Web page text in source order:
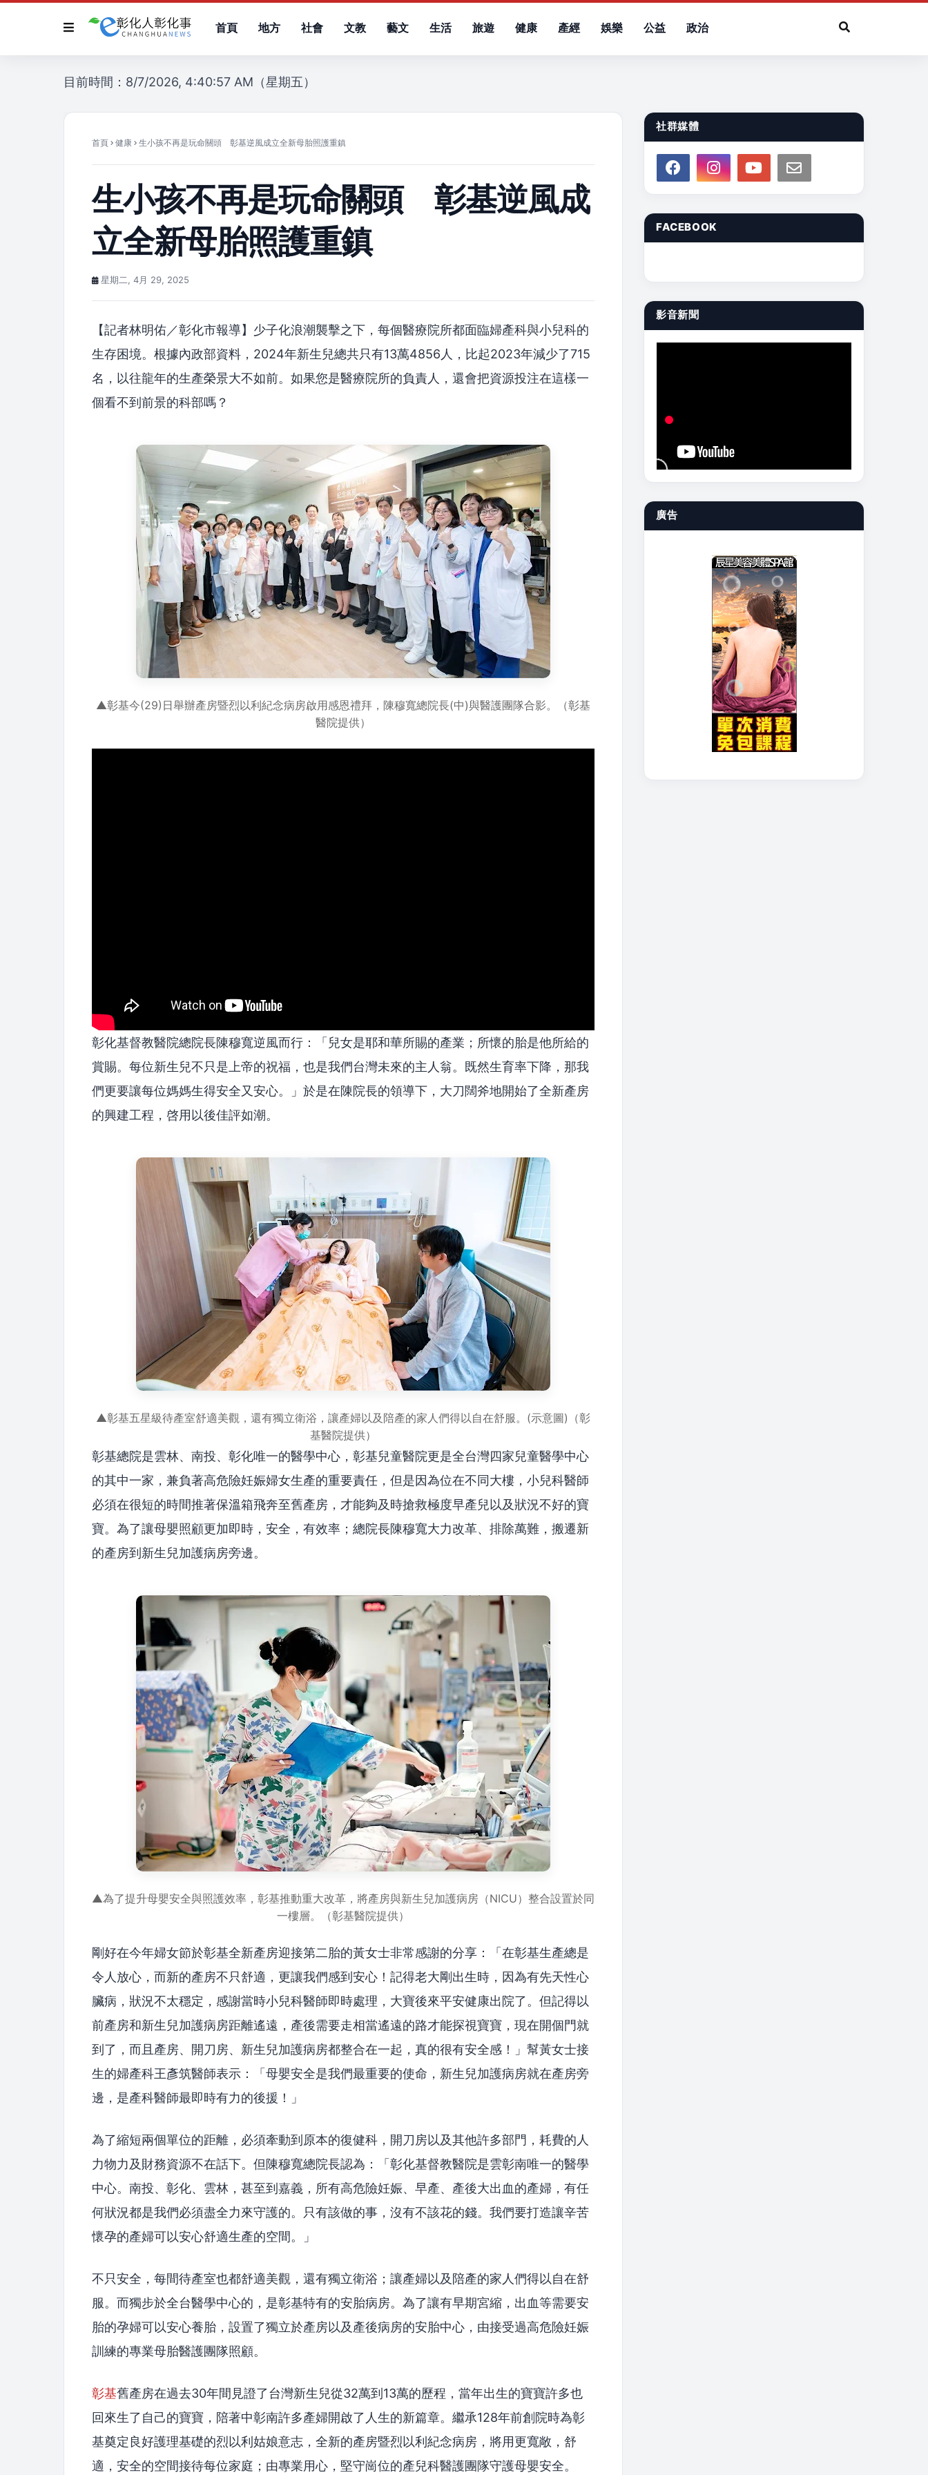
首頁 地方 社會 文教 藝文 生活 旅遊 健康 產經 娛樂 公益 政治
目前時間：8/7/2026, 4:40:57 AM（星期五）
首頁 健康 生小孩不再是玩命關頭 彰基逆風成立全新母胎照護重鎮
生小孩不再是玩命關頭 彰基逆風成
立全新母胎照護重鎮
星期二, 4月 29, 2025
【記者林明佑／彰化市報導】少子化浪潮襲擊之下，每個醫療院所都面臨婦產科與小兒科的
生存困境。根據內政部資料，2024年新生兒總共只有13萬4856人，比起2023年減少了715
名，以往龍年的生產榮景大不如前。如果您是醫療院所的負責人，還會把資源投注在這樣一
個看不到前景的科部嗎？
▲彰基今(29)日舉辦產房暨烈以利紀念病房啟用感恩禮拜，陳穆寬總院長(中)與醫護團隊合影。（彰基
醫院提供）
彰化基督教醫院總院長陳穆寬逆風而行：「兒女是耶和華所賜的產業；所懷的胎是他所給的
賞賜。每位新生兒不只是上帝的祝福，也是我們台灣未來的主人翁。既然生育率下降，那我
們更要讓每位媽媽生得安全又安心。」於是在陳院長的領導下，大刀闊斧地開始了全新產房
的興建工程，啓用以後佳評如潮。
▲彰基五星級待產室舒適美觀，還有獨立衛浴，讓產婦以及陪產的家人們得以自在舒服。(示意圖)（彰
基醫院提供）
彰基總院是雲林、南投、彰化唯一的醫學中心，彰基兒童醫院更是全台灣四家兒童醫學中心
的其中一家，兼負著高危險妊娠婦女生產的重要責任，但是因為位在不同大樓，小兒科醫師
必須在很短的時間推著保溫箱飛奔至舊產房，才能夠及時搶救極度早產兒以及狀況不好的寶
寶。為了讓母嬰照顧更加即時，安全，有效率；總院長陳穆寬大力改革、排除萬難，搬遷新
的產房到新生兒加護病房旁邊。
▲為了提升母嬰安全與照護效率，彰基推動重大改革，將產房與新生兒加護病房（NICU）整合設置於同
一樓層。（彰基醫院提供）
剛好在今年婦女節於彰基全新產房迎接第二胎的黃女士非常感謝的分享：「在彰基生產總是
令人放心，而新的產房不只舒適，更讓我們感到安心！記得老大剛出生時，因為有先天性心
臟病，狀況不太穩定，感謝當時小兒科醫師即時處理，大寶後來平安健康出院了。但記得以
前產房和新生兒加護病房距離遙遠，產後需要走相當遙遠的路才能探視寶寶，現在開個門就
到了，而且產房、開刀房、新生兒加護病房都整合在一起，真的很有安全感！」幫黃女士接
生的婦產科王彥筑醫師表示：「母嬰安全是我們最重要的使命，新生兒加護病房就在產房旁
邊，是產科醫師最即時有力的後援！」
為了縮短兩個單位的距離，必須牽動到原本的復健科，開刀房以及其他許多部門，耗費的人
力物力及財務資源不在話下。但陳穆寬總院長認為：「彰化基督教醫院是雲彰南唯一的醫學
中心。南投、彰化、雲林，甚至到嘉義，所有高危險妊娠、早產、產後大出血的產婦，有任
何狀況都是我們必須盡全力來守護的。只有該做的事，沒有不該花的錢。我們要打造讓辛苦
懷孕的產婦可以安心舒適生產的空間。」
不只安全，每間待產室也都舒適美觀，還有獨立衛浴；讓產婦以及陪產的家人們得以自在舒
服。而獨步於全台醫學中心的，是彰基特有的安胎病房。為了讓有早期宮縮，出血等需要安
胎的孕婦可以安心養胎，設置了獨立於產房以及產後病房的安胎中心，由接受過高危險妊娠
訓練的專業母胎醫護團隊照顧。
彰基舊產房在過去30年間見證了台灣新生兒從32萬到13萬的歷程，當年出生的寶寶許多也
回來生了自己的寶寶，陪著中彰南許多產婦開啟了人生的新篇章。繼承128年前創院時為彰
基奠定良好護理基礎的烈以利姑娘意志，全新的產房暨烈以利紀念病房，將用更寬敞，舒
適，安全的空間接待每位家庭；由專業用心，堅守崗位的產兒科醫護團隊守護母嬰安全。
社群媒體
FACEBOOK
影音新聞
廣告